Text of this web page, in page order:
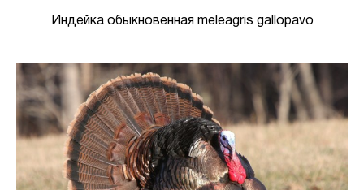
Индейка обыкновенная meleagris gallopavo